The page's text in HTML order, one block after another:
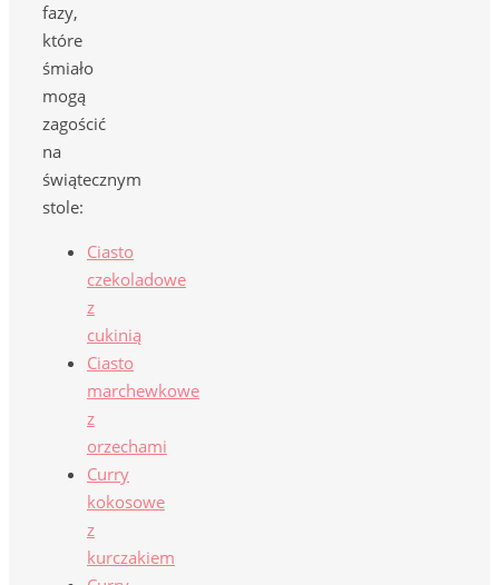
fazy,
które
śmiało
mogą
zagościć
na
świątecznym
stole:
Ciasto
czekoladowe
z
cukinią
Ciasto
marchewkowe
z
orzechami
Curry
kokosowe
z
kurczakiem